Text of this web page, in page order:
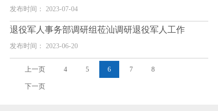
发布时间： 2023-07-04
退役军人事务部调研组莅汕调研退役军人工作
发布时间： 2023-06-20
上一页 4 5 6 7 8
下一页